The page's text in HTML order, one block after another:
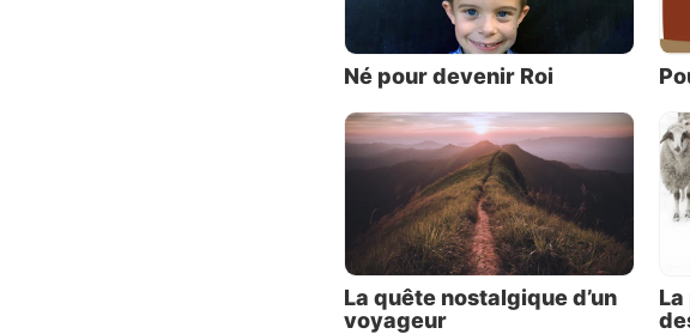
place importante
l’Éternel qui en parle
Ses écrits sont
devant encore
se sont réalisées lors
Assyriens en 722
ces prophéties pour
injustices qui se
promet qu’il va y
Né pour devenir Roi
La quête nostalgique d’un
voyageur